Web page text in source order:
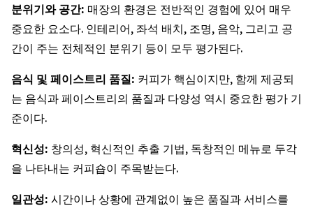
분위기와 공간: 매장의 환경은 전반적인 경험에 있어 매우
중요한 요소다. 인테리어, 좌석 배치, 조명, 음악, 그리고 공
간이 주는 전체적인 분위기 등이 모두 평가된다.
음식 및 페이스트리 품질: 커피가 핵심이지만, 함께 제공되
는 음식과 페이스트리의 품질과 다양성 역시 중요한 평가 기
준이다.
혁신성: 창의성, 혁신적인 추출 기법, 독창적인 메뉴로 두각
을 나타내는 커피숍이 주목받는다.
일관성: 시간이나 상황에 관계없이 높은 품질과 서비스를